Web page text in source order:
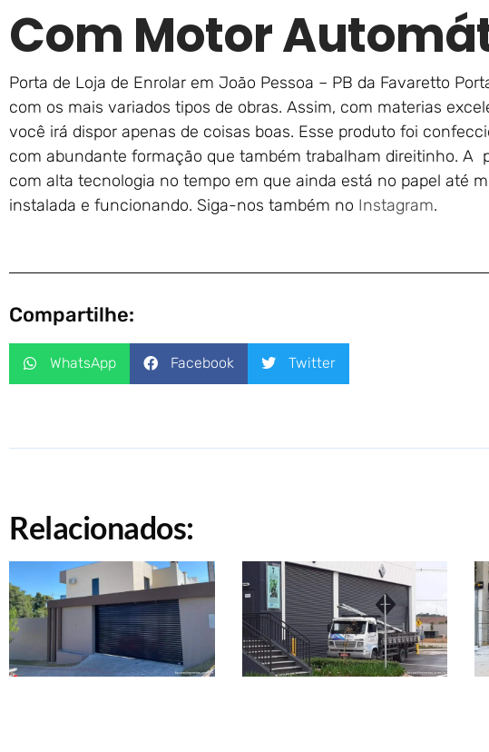
Com Motor
Porta de Loja de Enrolar em João Pessoa – PB da Favaretto
com os mais variados tipos de obras. Assim, com materias
você irá dispor apenas de coisas boas. Esse produto foi
com abundante formação que também trabalham direitinho. A
com alta tecnologia no tempo em que ainda está no papel até
instalada e funcionando. Siga-nos também no Instagram.
Compartilhe:
WhatsApp Facebook Twitter
Relacionados: